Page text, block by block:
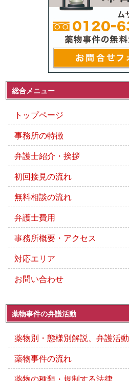
総合メニュー
トップページ
事務所の特徴
弁護士紹介・挨拶
初回接見の流れ
無料相談の流れ
弁護士費用
事務所概要・アクセス
対応エリア
お問い合わせ
薬物事件の弁護活動
薬物別・態様別解説、弁護活動
薬物事件の流れ